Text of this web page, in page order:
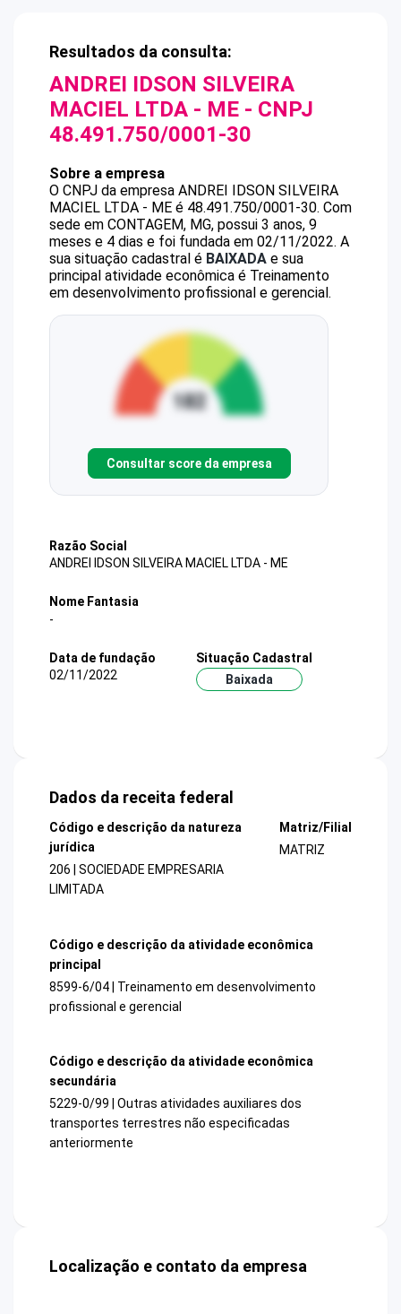
Resultados da consulta:
ANDREI IDSON SILVEIRA
MACIEL LTDA - ME - CNPJ
48.491.750/0001-30
Sobre a empresa
O CNPJ da empresa ANDREI IDSON SILVEIRA
MACIEL LTDA - ME é 48.491.750/0001-30. Com
sede em CONTAGEM, MG, possui 3 anos, 9
meses e 4 dias e foi fundada em 02/11/2022. A
sua situação cadastral é BAIXADA e sua
principal atividade econômica é Treinamento
em desenvolvimento profissional e gerencial.
Consultar score da empresa
Razão Social
ANDREI IDSON SILVEIRA MACIEL LTDA - ME
Nome Fantasia
-
Data de fundação
02/11/2022
Situação Cadastral
Baixada
Dados da receita federal
Código e descrição da natureza
jurídica
206 | SOCIEDADE EMPRESARIA
LIMITADA
Matriz/Filial
MATRIZ
Código e descrição da atividade econômica
principal
8599-6/04 | Treinamento em desenvolvimento
profissional e gerencial
Código e descrição da atividade econômica
secundária
5229-0/99 | Outras atividades auxiliares dos
transportes terrestres não especificadas
anteriormente
Localização e contato da empresa